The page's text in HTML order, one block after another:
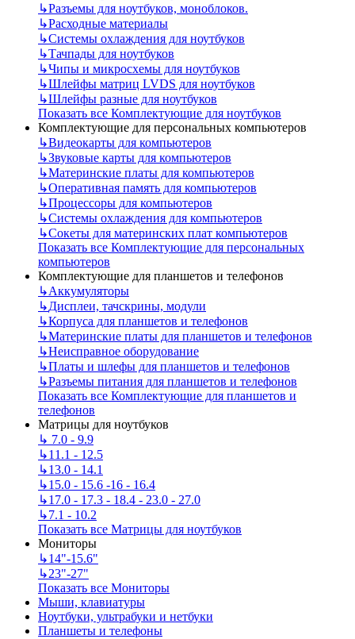
↳Разъемы для ноутбуков, моноблоков.
↳Расходные материалы
↳Системы охлаждения для ноутбуков
↳Тачпады для ноутбуков
↳Чипы и микросхемы для ноутбуков
↳Шлейфы матриц LVDS для ноутбуков
↳Шлейфы разные для ноутбуков
Показать все Комплектующие для ноутбуков
Комплектующие для персональных компьютеров
↳Видеокарты для компьютеров
↳Звуковые карты для компьютеров
↳Материнские платы для компьютеров
↳Оперативная память для компьютеров
↳Процессоры для компьютеров
↳Системы охлаждения для компьютеров
↳Сокеты для материнских плат компьютеров
Показать все Комплектующие для персональных
компьютеров
Комплектующие для планшетов и телефонов
↳Аккумуляторы
↳Дисплеи, тачскрины, модули
↳Корпуса для планшетов и телефонов
↳Материнские платы для планшетов и телефонов
↳Неисправное оборудование
↳Платы и шлефы для планшетов и телефонов
↳Разъемы питания для планшетов и телефонов
Показать все Комплектующие для планшетов и
телефонов
Матрицы для ноутбуков
↳ 7.0 - 9.9
↳11.1 - 12.5
↳13.0 - 14.1
↳15.0 - 15.6 -16 - 16.4
↳17.0 - 17.3 - 18.4 - 23.0 - 27.0
↳7.1 - 10.2
Показать все Матрицы для ноутбуков
Мониторы
↳14"-15.6"
↳23"-27"
Показать все Мониторы
Мыши, клавиатуры
Ноутбуки, ультрабуки и нетбуки
Планшеты и телефоны